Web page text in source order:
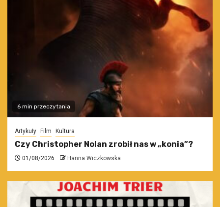
6 min przeczytania
Artykuły Film Kultura
Czy Christopher Nolan zrobił nas w „konia”?
01/08/2026 Hanna Wiczkowska